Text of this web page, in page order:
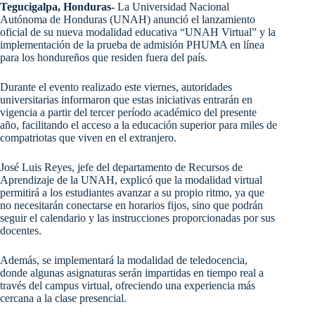
Tegucigalpa, Honduras- La Universidad Nacional
Autónoma de Honduras (UNAH) anunció el lanzamiento
oficial de su nueva modalidad educativa “UNAH Virtual” y la
implementación de la prueba de admisión PHUMA en línea
para los hondureños que residen fuera del país.
Durante el evento realizado este viernes, autoridades
universitarias informaron que estas iniciativas entrarán en
vigencia a partir del tercer período académico del presente
año, facilitando el acceso a la educación superior para miles de
compatriotas que viven en el extranjero.
José Luis Reyes, jefe del departamento de Recursos de
Aprendizaje de la UNAH, explicó que la modalidad virtual
permitirá a los estudiantes avanzar a su propio ritmo, ya que
no necesitarán conectarse en horarios fijos, sino que podrán
seguir el calendario y las instrucciones proporcionadas por sus
docentes.
Además, se implementará la modalidad de teledocencia,
donde algunas asignaturas serán impartidas en tiempo real a
través del campus virtual, ofreciendo una experiencia más
cercana a la clase presencial.